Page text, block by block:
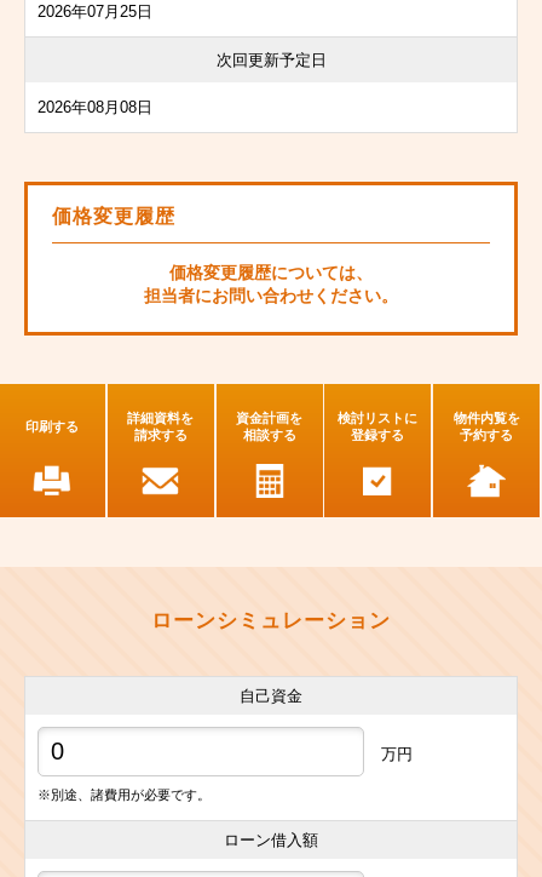
2026年07月25日
次回更新予定日
2026年08月08日
価格変更履歴
価格変更履歴については、
担当者にお問い合わせください。
印刷する
詳細資料を
請求する
資金計画を
相談する
検討リストに
登録する
物件内覧を
予約する
ローンシミュレーション
自己資金
万円
※別途、諸費用が必要です。
ローン借入額